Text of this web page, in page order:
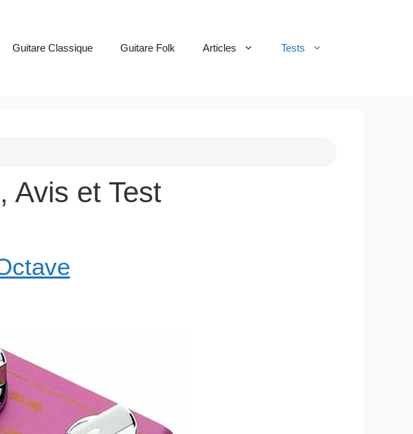
Guitare Classique Guitare Folk Articles Tests
Avis et Test